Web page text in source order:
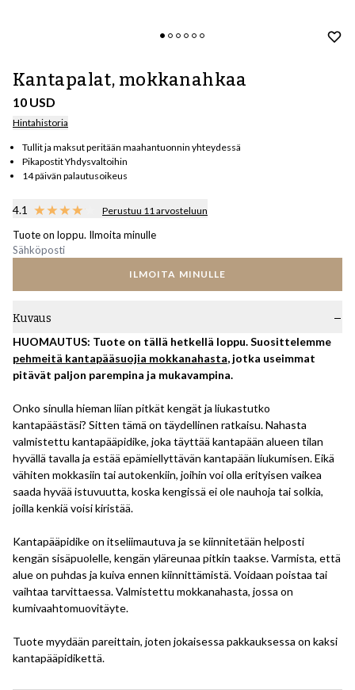
Kantapalat, mokkanahkaa
10 USD
Hintahistoria
Tullit ja maksut peritään maahantuonnin yhteydessä
Pikapostit Yhdysvaltoihin
14 päivän palautusoikeus
4.1 Perustuu 11 arvosteluun
Tuote on loppu. Ilmoita minulle
ILMOITA MINULLE
Kuvaus
HUOMAUTUS: Tuote on tällä hetkellä loppu. Suosittelemme
pehmeitä kantapääsuojia mokkanahasta, jotka useimmat
pitävät paljon parempina ja mukavampina.
Onko sinulla hieman liian pitkät kengät ja liukastutko
kantapäästäsi? Sitten tämä on täydellinen ratkaisu. Nahasta
valmistettu kantapääpidike, joka täyttää kantapään alueen tilan
hyvällä tavalla ja estää epämiellyttävän kantapään liukumisen. Eikä
vähiten mokkasiin tai autokenkiin, joihin voi olla erityisen vaikea
saada hyvää istuvuutta, koska kengissä ei ole nauhoja tai solkia,
joilla kenkiä voisi kiristää.
Kantapääpidike on itseliimautuva ja se kiinnitetään helposti
kengän sisäpuolelle, kengän yläreunaa pitkin taakse. Varmista, että
alue on puhdas ja kuiva ennen kiinnittämistä. Voidaan poistaa tai
vaihtaa tarvittaessa. Valmistettu mokkanahasta, jossa on
kumivaahtomuovitäyte.
Tuote myydään pareittain, joten jokaisessa pakkauksessa on kaksi
kantapääpidikettä.